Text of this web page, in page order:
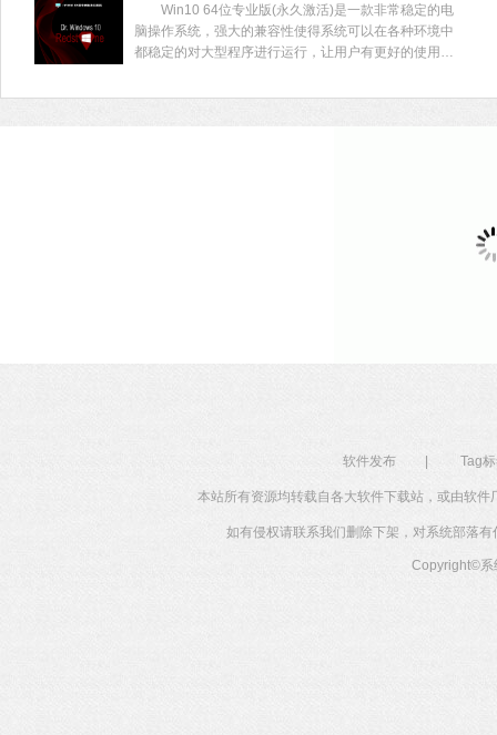
Win10 64位专业版(永久激活)是一款非常稳定的电
脑操作系统，强大的兼容性使得系统可以在各种环境中
都稳定的对大型程序进行运行，让用户有更好的使用体
软件发布 Tag
本站所有资源均转载自各大软件下载站，或由软
如有侵权请联系我们删除下架，对系统部落
Copyright©系